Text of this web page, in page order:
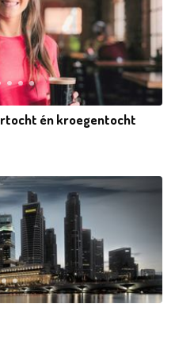
én kroegentocht